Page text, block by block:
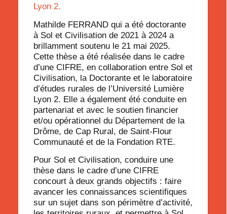
Lyon 2.
Mathilde FERRAND qui a été doctorante
à Sol et Civilisation de 2021 à 2024 a
brillamment soutenu le 21 mai 2025.
Cette thèse a été réalisée dans le cadre
d’une CIFRE, en collaboration entre Sol et
Civilisation, la Doctorante et le laboratoire
d’études rurales de l’Université Lumière
Lyon 2. Elle a également été conduite en
partenariat et avec le soutien financier
et/ou opérationnel du Département de la
Drôme, de Cap Rural, de Saint-Flour
Communauté et de la Fondation RTE.
Pour Sol et Civilisation, conduire une
thèse dans le cadre d’une CIFRE
concourt à deux grands objectifs : faire
avancer les connaissances scientifiques
sur un sujet dans son périmètre d’activité,